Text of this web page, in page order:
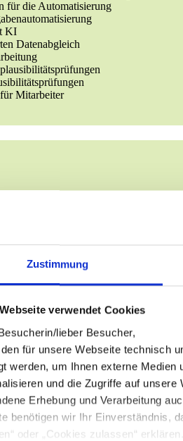
Zustimmung
verwendet Cookies
lieber Besucher,
den für unsere Webseite technisch
werden, um Ihnen externe
und die Zugriffe auf
Erhebung und Verarbeitung
benötigen wir Ihr Einverständnis,
oder „Cookies zulassen“
für die Automatisierung
KI
Datenabgleich
Mitarbeiter
mit KI
Identifikation von Wissenslücken
(KI-Wissensdatenbank)
im ERP oder bei E-Mails)
Feedback bei
und Entwicklung
KI-Möglichkeiten
gestützten Weiterbildung